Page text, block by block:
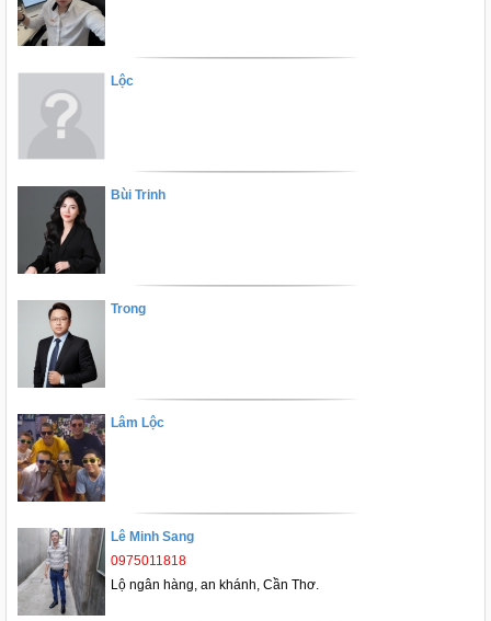
Lộc
Bùi Trinh
Trong
Lâm Lộc
Lê Minh Sang
0975011818
Lộ ngân hàng, an khánh, Cần Thơ.